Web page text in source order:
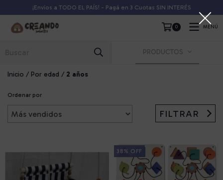
¡Envíos a TODO EL PAÍS! - Pagá en 3 Cuotas SIN INTERÉS
0 MENÚ
PRODUCTOS
Inicio / Por edad / 2 años
Ordenar por
FILTRAR
38% OFF